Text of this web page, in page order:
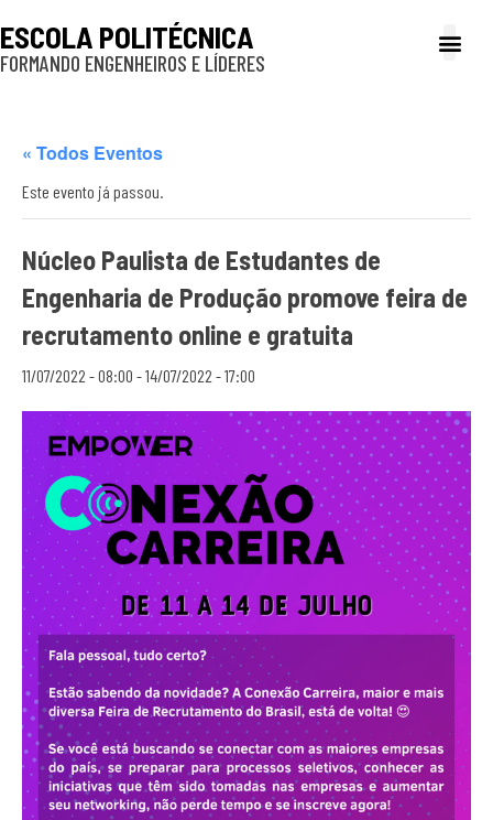
ESCOLA POLITÉCNICA
FORMANDO ENGENHEIROS E LÍDERES
« Todos Eventos
Este evento já passou.
Núcleo Paulista de Estudantes de
Engenharia de Produção promove feira de
recrutamento online e gratuita
11/07/2022 - 08:00 -14/07/2022 - 17:00